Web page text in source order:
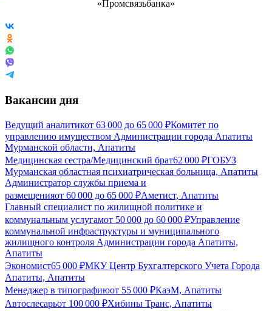
Вакансии дня
Ведущий аналитикот 63 000 до 65 000 ₽Комитет по
управлению имуществом Администрации города Апатиты
Мурманской области, Апатиты
Медицинская сестра/Медицинский брат62 000 ₽ГОБУЗ
Мурманская областная психиатрическая больница, Апатиты
Администратор службы приема и
размещенияот 60 000 до 65 000 ₽Аметист, Апатиты
Главный специалист по жилищной политике и
коммунальным услугамот 50 000 до 60 000 ₽Управление
коммунальной инфраструктуры и муниципального
жилищного контроля Администрации города Апатиты,
Апатиты
Экономист65 000 ₽МКУ Центр Бухгалтерского Учета Города
Апатиты, Апатиты
Менеджер в типографиюот 55 000 ₽КаэМ, Апатиты
Автослесарьот 100 000 ₽Хибины Транс, Апатиты